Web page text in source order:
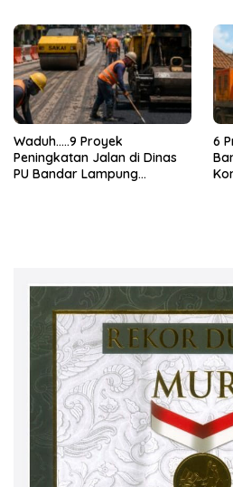
Waduh…..9 Proyek
Peningkatan Jalan di Dinas
PU Bandar Lampung
6